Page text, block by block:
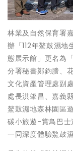
林業及自然保育署
辦「112年鰲鼓濕地
態展示館」更名為
分署秘書鄭鈞謄、
文化資產管理處副
處長洪肇昌、嘉義
鰲鼓濕地森林園區
碳小旅遊-賞鳥巴士
一同深度體驗鰲鼓